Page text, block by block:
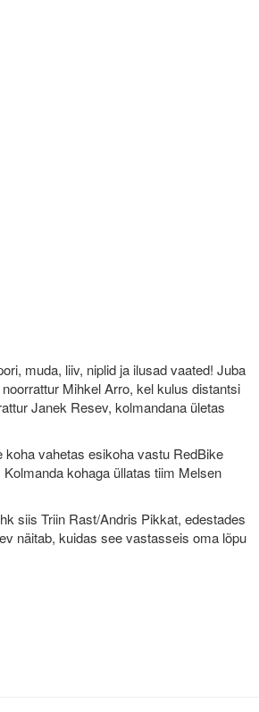
muda, liiv, niplid ja ilusad vaated! Juba
Mihkel Arro, kel kulus distantsi
Janek Resev, kolmandana ületas
vahetas esikoha vastu RedBike
kohaga üllatas tiim Melsen
siis Triin Rast/Andris Pikkat, edestades
näitab, kuidas see vastasseis oma lõpu